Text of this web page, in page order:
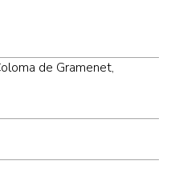
de Gramenet,